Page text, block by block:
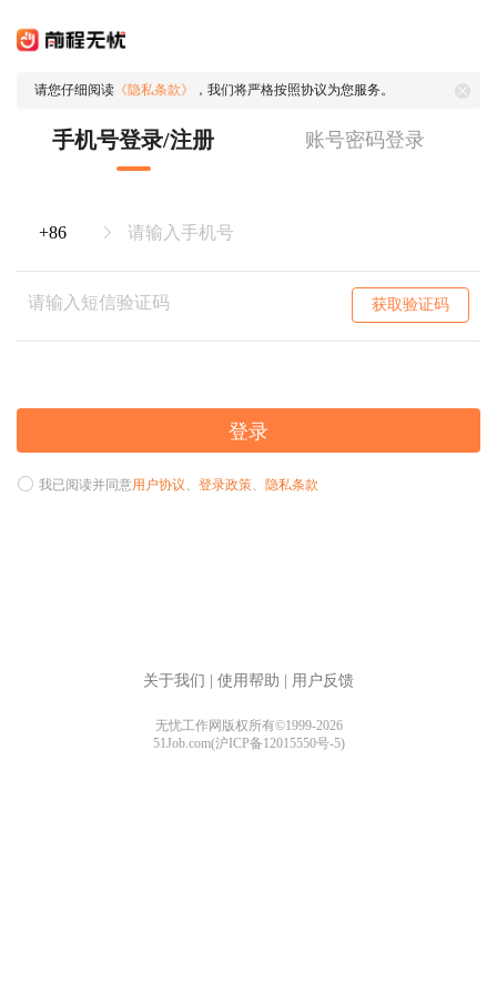
请您仔细阅读 《隐私条款》 ，我们将严格按照协议为您服务。
手机号登录/注册 账号密码登录
获取验证码
登录
我已阅读并同意用户协议、 登录政策、 隐私条款
关于我们 使用帮助 用户反馈
无忧工作网版权所有©1999-2026
51Job.com(沪ICP备12015550号-5)